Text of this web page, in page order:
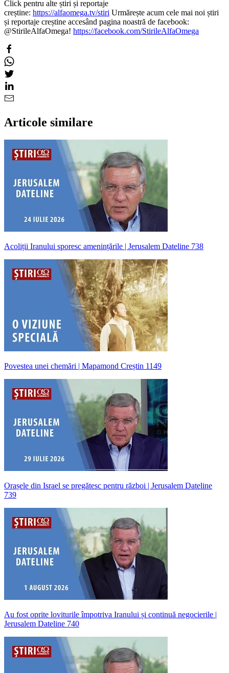
Click pentru alte știri și reportaje
creștine: https://alfaomega.tv/stiri Urmărește acum cele mai noi știri
și reportaje creștine accesând pagina noastră de facebook:
@StirileAlfaOmega! https://facebook.com/StirileAlfaOmega
Articole similare
Acoliții Iranului sporesc amenințările | Jerusalem Dateline 738
Povestea unei chemări | Mapamond Creștin 1149
Orașele din Israel se pregătesc pentru război | Jerusalem Dateline
739
Au fost oprite loviturile împotriva Iranului și continuă negocierile |
Jerusalem Dateline 740